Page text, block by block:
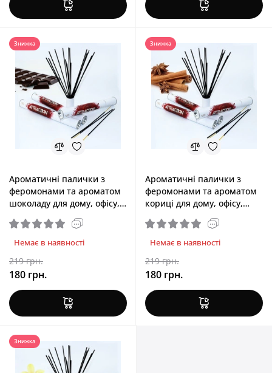
Знижка
Ароматичні палички з
феромонами та ароматом
шоколаду для дому, офісу,
магазину MAI Chocolate, 20
шт Ароматичні палички з
феромонами та ароматом
магазину MAI Chocolate, 20
шт , офісу, магазину MAI
Chocolate, 20 шт
Немає в наявності
219 грн.
180 грн.
Знижка
Ароматичні палички з
феромонами та ароматом
кориці для дому, офісу,
магазину MAI Cinnamon, 20
шт
Немає в наявності
219 грн.
180 грн.
Знижка